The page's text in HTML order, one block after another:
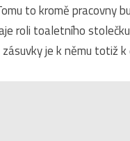
to kromě pracovny
roli toaletního
je k němu totiž k